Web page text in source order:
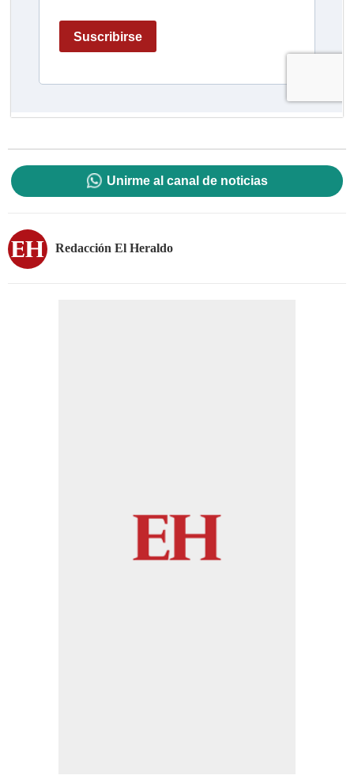
Unirme al canal de noticias
Redacción El Heraldo